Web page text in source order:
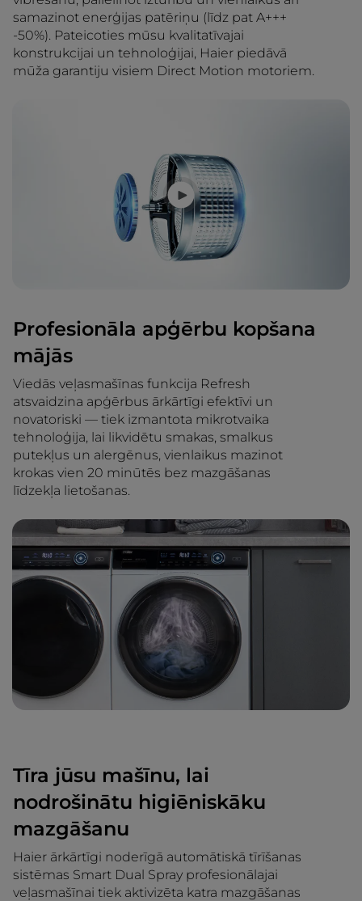
samazinot enerģijas patēriņu (līdz pat A+++
-50%). Pateicoties mūsu kvalitatīvajai
konstrukcijai un tehnoloģijai, Haier piedāvā
mūža garantiju visiem Direct Motion motoriem.
Profesionāla apģērbu kopšana
mājās
Viedās veļasmašīnas funkcija Refresh
atsvaidzina apģērbus ārkārtīgi efektīvi un
novatoriski — tiek izmantota mikrotvaika
tehnoloģija, lai likvidētu smakas, smalkus
putekļus un alergēnus, vienlaikus mazinot
krokas vien 20 minūtēs bez mazgāšanas
līdzekļa lietošanas.
Tīra jūsu mašīnu, lai
nodrošinātu higiēniskāku
mazgāšanu
Haier ārkārtīgi noderīgā automātiskā tīrīšanas
sistēmas Smart Dual Spray profesionālajai
veļasmašīnai tiek aktivizēta katra mazgāšanas